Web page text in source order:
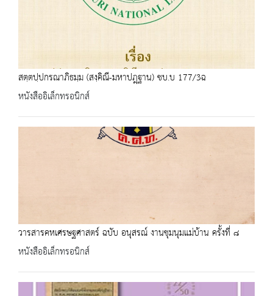
สตฺตปฺปกรณาภิธมฺม (สงฺคิณี-มหาปฎฺฐาน) ชบ.บ 177/3ฉ
หนังสืออิเล็กทรอนิกส์
วารสารคหเศรษฐศาสตร์ ฉบับ อนุสรณ์ งานชุมนุมแม่บ้าน ครั้งที่ ๘
หนังสืออิเล็กทรอนิกส์